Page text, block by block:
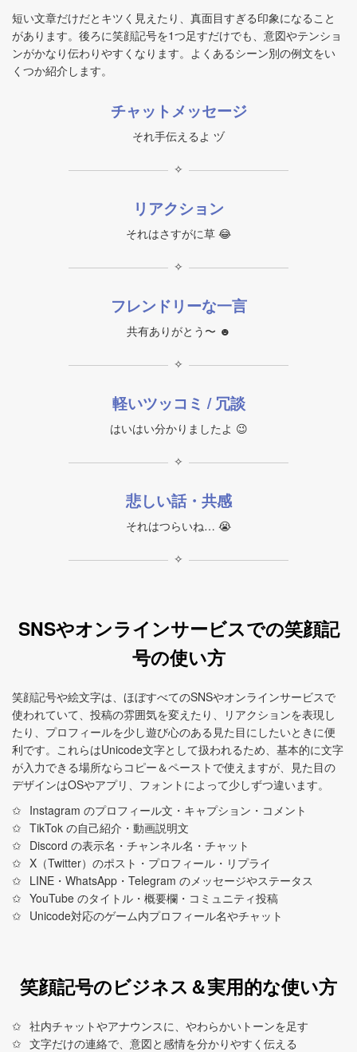
短い文章だけだとキツく見えたり、真面目すぎる印象になること
があります。後ろに笑顔記号を1つ足すだけでも、意図やテンショ
ンがかなり伝わりやすくなります。よくあるシーン別の例文をい
くつか紹介します。
チャットメッセージ
それ手伝えるよ ヅ
✧
リアクション
それはさすがに草 😂
✧
フレンドリーな一言
共有ありがとう〜 ☻
✧
軽いツッコミ / 冗談
はいはい分かりましたよ 😉
✧
悲しい話・共感
それはつらいね… 😭
✧
SNSやオンラインサービスでの笑顔記
号の使い方
笑顔記号や絵文字は、ほぼすべてのSNSやオンラインサービスで
使われていて、投稿の雰囲気を変えたり、リアクションを表現し
たり、プロフィールを少し遊び心のある見た目にしたいときに便
利です。これらはUnicode文字として扱われるため、基本的に文字
が入力できる場所ならコピー＆ペーストで使えますが、見た目の
デザインはOSやアプリ、フォントによって少しずつ違います。
Instagram のプロフィール文・キャプション・コメント
TikTok の自己紹介・動画説明文
Discord の表示名・チャンネル名・チャット
X（Twitter）のポスト・プロフィール・リプライ
LINE・WhatsApp・Telegram のメッセージやステータス
YouTube のタイトル・概要欄・コミュニティ投稿
Unicode対応のゲーム内プロフィール名やチャット
笑顔記号のビジネス＆実用的な使い方
社内チャットやアナウンスに、やわらかいトーンを足す
文字だけの連絡で、意図と感情を分かりやすく伝える